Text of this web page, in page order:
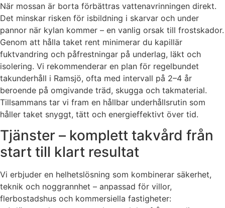
När mossan är borta förbättras vattenavrinningen direkt.
Det minskar risken för isbildning i skarvar och under
pannor när kylan kommer – en vanlig orsak till frostskador.
Genom att hålla taket rent minimerar du kapillär
fuktvandring och påfrestningar på underlag, läkt och
isolering. Vi rekommenderar en plan för regelbundet
takunderhåll i Ramsjö, ofta med intervall på 2–4 år
beroende på omgivande träd, skugga och takmaterial.
Tillsammans tar vi fram en hållbar underhållsrutin som
håller taket snyggt, tätt och energieffektivt över tid.
Tjänster – komplett takvård från
start till klart resultat
Vi erbjuder en helhetslösning som kombinerar säkerhet,
teknik och noggrannhet – anpassad för villor,
flerbostadshus och kommersiella fastigheter: